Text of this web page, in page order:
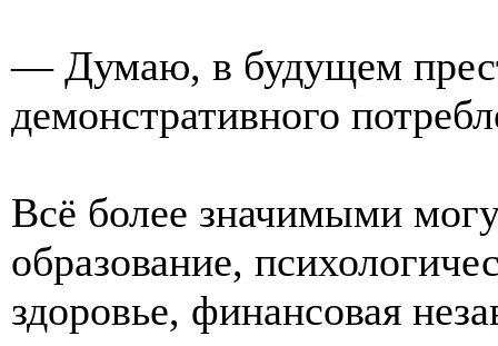
— Думаю, в будущем
демонстративного
Всё более значимыми
образование,
здоровье, финансовая